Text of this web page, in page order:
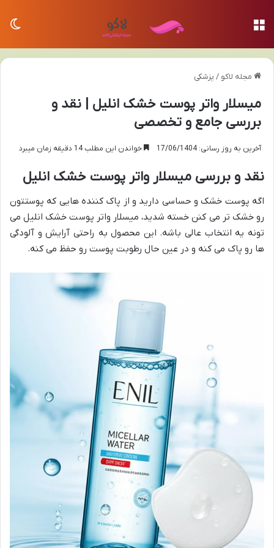
مجله لاکو / پزشکی
میسلار واتر پوست خشک انلیل | نقد و
بررسی جامع و تخصصی
آخرین به روز رسانی: 17/06/1404 خواندن این مطلب 14 دقیقه زمان میبرد
نقد و بررسی میسلار واتر پوست خشک انلیل
اگه پوست خشک و حساسی دارید و از پاک کننده هایی که پوستتون
رو خشک تر می کنن خسته شدید، میسلار واتر پوست خشک انلیل می
تونه یه انتخاب عالی باشه. این محصول به راحتی آرایش و آلودگی
ها رو پاک می کنه و در عین حال رطوبت پوست رو حفظ می کنه.